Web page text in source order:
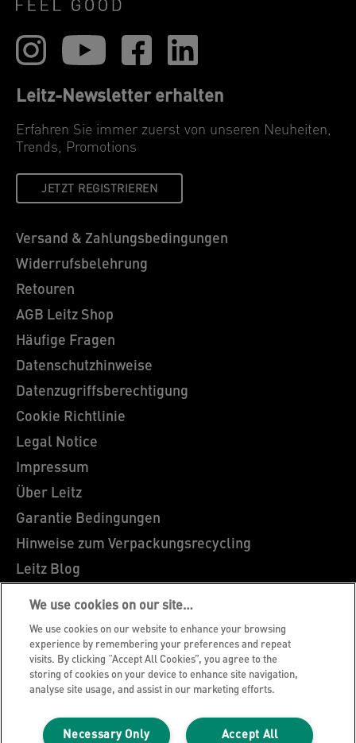
Leitz-Newsletter erhalten
Erfahren Sie immer zuerst von unseren Neuheiten,
Trends, Promotions
JETZT REGISTRIEREN
Versand & Zahlungsbedingungen
Widerrufsbelehrung
Retouren
AGB Leitz Shop
Häufige Fragen
Datenschutzhinweise
Datenzugriffsberechtigung
Cookie Richtlinie
Legal Notice
Impressum
Über Leitz
Garantie Bedingungen
Hinweise zum Verpackungsrecycling
Leitz Blog
Karriere
Leitz EasyPrint
Leitz Sonderanfertigungen
Leitz Individual Freeline
Kundenservice
Konformitätserklärungen
We use cookies on our site…
We use cookies on our website to enhance your browsing
experience by remembering your preferences and repeat
visits. By clicking “Accept All Cookies”, you agree to the
storing of cookies on your device to enhance site navigation,
analyse site usage, and assist in our marketing efforts.
Accept All
Necessary Only